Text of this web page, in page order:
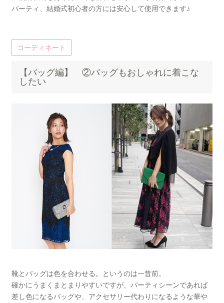
パーティ、結婚式初心者の方には安心して使用できます♪
コーディネート
【バッグ編】 ②バッグもおしゃれに着こな
したい
靴とバッグは色を合わせる。というのは一昔前。
確かにうまくまとまりやすいですが、パーティシーンであれば
差し色になるバッグや、アクセサリー代わりになるような華や